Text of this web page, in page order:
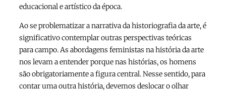
educacional e artístico da época.
Ao se problematizar a narrativa da historiografia da arte, é
significativo contemplar outras perspectivas teóricas
para campo. As abordagens feministas na história da arte
nos levam a entender porque nas histórias, os homens
são obrigatoriamente a figura central. Nesse sentido, para
contar uma outra história, devemos deslocar o olhar